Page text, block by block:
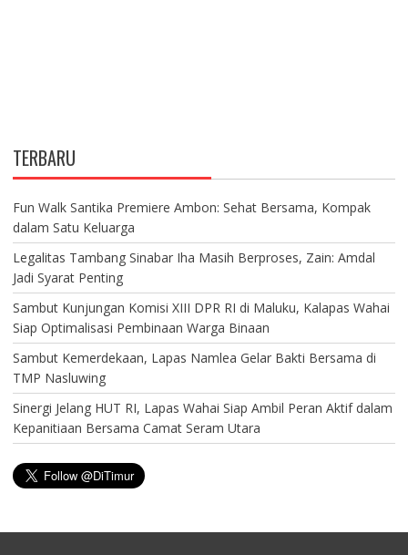
TERBARU
Fun Walk Santika Premiere Ambon: Sehat Bersama, Kompak
dalam Satu Keluarga
Legalitas Tambang Sinabar Iha Masih Berproses, Zain: Amdal
Jadi Syarat Penting
Sambut Kunjungan Komisi XIII DPR RI di Maluku, Kalapas Wahai
Siap Optimalisasi Pembinaan Warga Binaan
Sambut Kemerdekaan, Lapas Namlea Gelar Bakti Bersama di
TMP Nasluwing
Sinergi Jelang HUT RI, Lapas Wahai Siap Ambil Peran Aktif dalam
Kepanitiaan Bersama Camat Seram Utara